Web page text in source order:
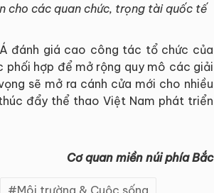
cho các quan chức, trọng tài quốc tế
đánh giá cao công tác tổ chức của
phối hợp để mở rộng quy mô các giải
sẽ mở ra cánh cửa mới cho nhiều
đẩy thể thao Việt Nam phát triển
Cơ quan miền núi phía Bắc
Môi trường & Cuộc sống